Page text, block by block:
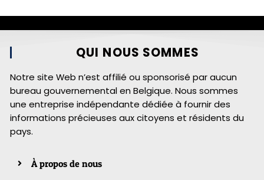
QUI NOUS SOMMES
Notre site Web n’est affilié ou sponsorisé par aucun
bureau gouvernemental en Belgique. Nous sommes
une entreprise indépendante dédiée à fournir des
informations précieuses aux citoyens et résidents du
pays.
À propos de nous